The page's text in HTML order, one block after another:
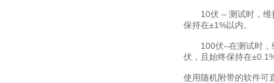
10伏 – 测试时，维持
保持在±1%以内。
100伏–在测试时，维
伏，且始终保持在
使用随机附带的软件可